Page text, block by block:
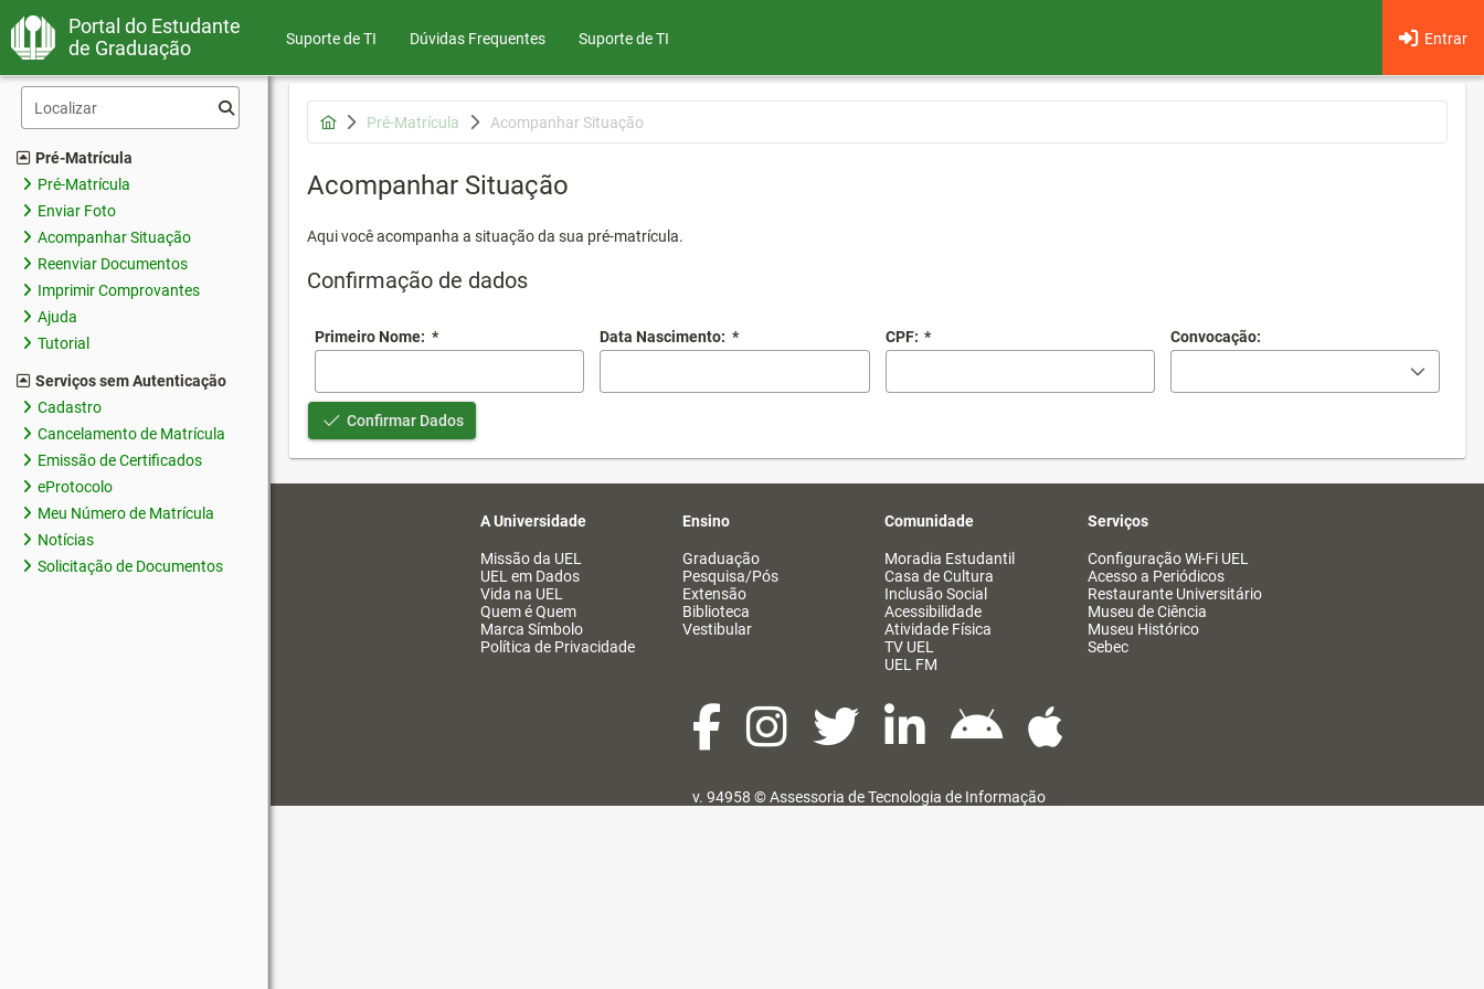
Portal do Estudante
de Graduação
Suporte de TI Dúvidas Frequentes Entrar
Suporte de TI
Pré-Matrícula
Pré-Matrícula
Enviar Foto
Acompanhar Situação
Reenviar Documentos
Imprimir Comprovantes
Ajuda
Tutorial
Serviços sem Autenticação
Cadastro
Cancelamento de Matrícula
Emissão de Certificados
eProtocolo
Meu Número de Matrícula
Notícias
Solicitação de Documentos
Pré-Matrícula Acompanhar Situação
Acompanhar Situação
Aqui você acompanha a situação da sua pré-matrícula.
Confirmação de dados
Primeiro Nome: * Data Nascimento: * CPF: * Convocação:
Confirmar Dados
A Universidade
Missão da UEL
UEL em Dados
Vida na UEL
Quem é Quem
Marca Símbolo
Política de Privacidade
Ensino
Graduação
Pesquisa/Pós
Extensão
Biblioteca
Vestibular
Comunidade
Moradia Estudantil
Casa de Cultura
Inclusão Social
Acessibilidade
Atividade Física
TV UEL
UEL FM
Serviços
Configuração Wi-Fi UEL
Acesso a Periódicos
Restaurante Universitário
Museu de Ciência
Museu Histórico
Sebec
v. 94958 ©Assessoria de Tecnologia de Informação